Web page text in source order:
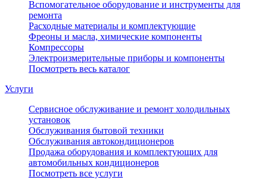
Вспомогательное оборудование и инструменты для
ремонта
Расходные материалы и комплектующие
Фреоны и масла, химические компоненты
Компрессоры
Электроизмерительные приборы и компоненты
Посмотреть весь каталог
Услуги
Сервисное обслуживание и ремонт холодильных
установок
Обслуживания бытовой техники
Обслуживания автокондиционеров
Продажа оборудования и комплектующих для
автомобильных кондиционеров
Посмотреть все услуги